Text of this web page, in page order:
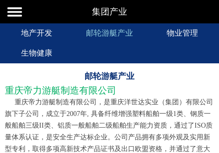
集团产业
地产开发 邮轮游艇产业 物业管理
生物健康
邮轮游艇产业
重庆帝力游艇制造有限公司
重庆帝力游艇制造有限公司，是重庆洋世达实业（集团）有限公司
旗下子公司，成立于2007年, 具备纤维增强塑料船舶一级1类、钢质一
般船舶三级II类、铝质一般船舶二级船舶生产能力资质，通过了ISO质
量体系认证，是安全生产达标企业。公司产品拥有多项外观及实用新
型专利，取得多项高新技术产品证书及出口欧盟资格，并通过了意大